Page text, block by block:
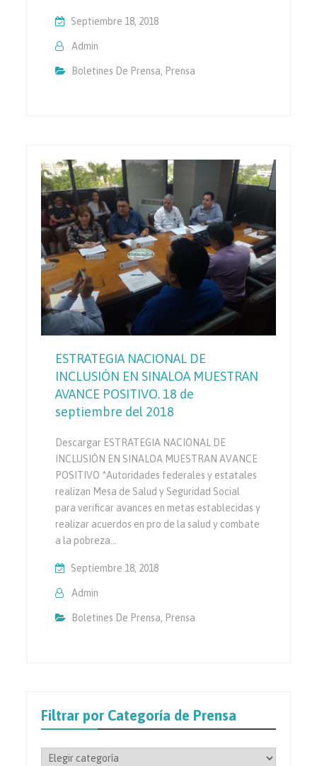
Septiembre 18, 2018
Admin
Boletines De Prensa, Prensa
ESTRATEGIA NACIONAL DE
INCLUSIÓN EN SINALOA MUESTRAN
AVANCE POSITIVO. 18 de
septiembre del 2018
Descargar ESTRATEGIA NACIONAL DE
INCLUSIÓN EN SINALOA MUESTRAN AVANCE
POSITIVO *Autoridades federales y estatales
realizan Mesa de Salud y Seguridad Social
para verificar avances en metas establecidas y
realizar acuerdos en pro de la salud y combate
a la pobreza…
Septiembre 18, 2018
Admin
Boletines De Prensa, Prensa
Filtrar por Categoría de Prensa
Filtrar